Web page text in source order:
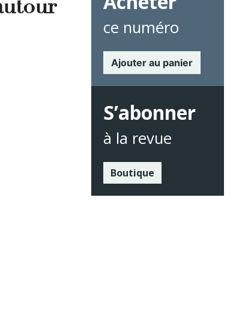
ce numéro
Ajouter au panier
S’abonner
à la revue
Boutique